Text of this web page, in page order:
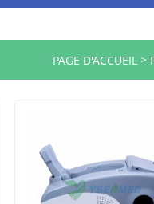
PAGE D'ACCUEIL >